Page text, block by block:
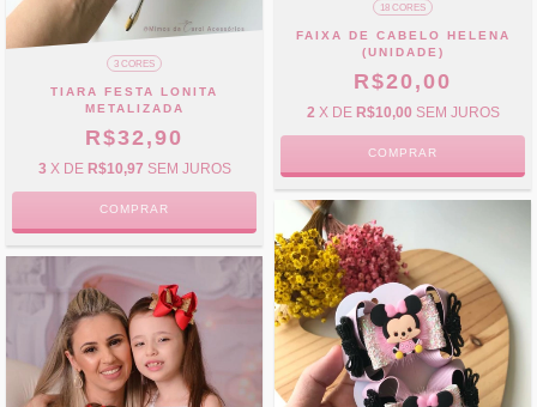
3 CORES
TIARA FESTA LONITA
METALIZADA
R$32,90
3 X DE R$10,97 SEM JUROS
COMPRAR
18 CORES
FAIXA DE CABELO HELENA
(UNIDADE)
R$20,00
2 X DE R$10,00 SEM JUROS
COMPRAR